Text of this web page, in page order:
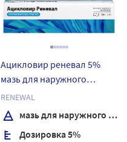
Ацикловир реневал 5%
мазь для наружного
применения 10 гр
RENEWAL
мазь для наружного применения
Дозировка 5%